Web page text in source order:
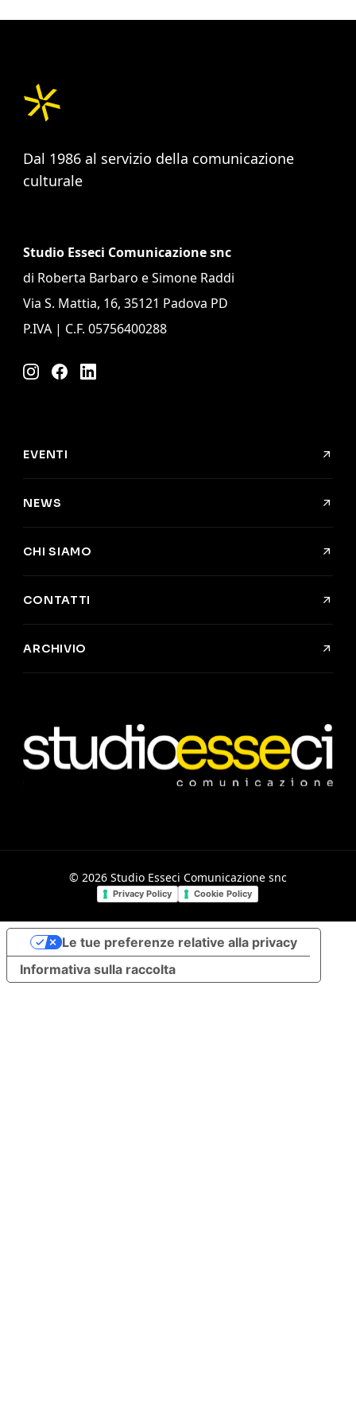
Dal 1986 al servizio della comunicazione
culturale
Studio Esseci Comunicazione snc
di Roberta Barbaro e Simone Raddi
Via S. Mattia, 16, 35121 Padova PD
P.IVA | C.F. 05756400288
Instagram
FacebookLinkedIn
EVENTI
NEWS
CHI SIAMO
CONTATTI
ARCHIVIO
© 2026Studio Esseci Comunicazione snc
Privacy Policy Cookie Policy
Informativa sulla raccolta
Le tue preferenze relative alla privacy